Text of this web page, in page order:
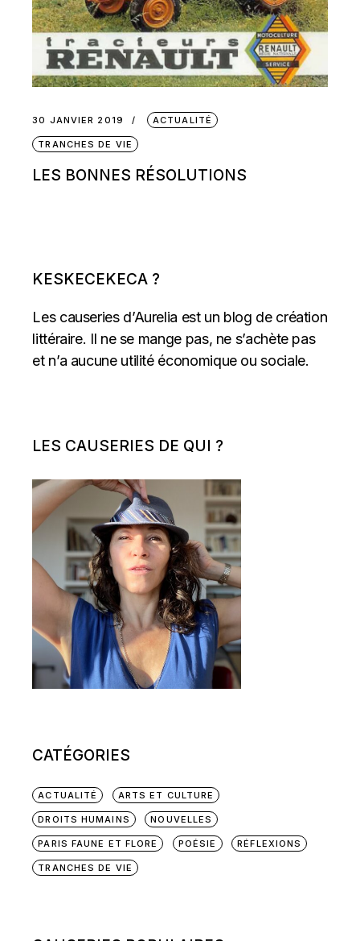
30 JANVIER 2019 ACTUALITÉ
TRANCHES DE VIE
LES BONNES RÉSOLUTIONS
KESKECEKECA ?
Les causeries d’Aurelia est un blog de création
littéraire. Il ne se mange pas, ne s’achète pas
et n’a aucune utilité économique ou sociale.
LES CAUSERIES DE QUI ?
CATÉGORIES
ACTUALITÉ ARTS ET CULTURE
DROITS HUMAINS NOUVELLES
PARIS FAUNE ET FLORE POÉSIE RÉFLEXIONS
TRANCHES DE VIE